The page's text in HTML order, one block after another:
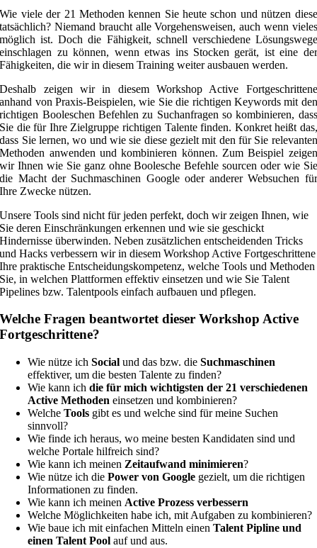
Wie viele der 21 Methoden kennen Sie heute schon und nützen diese
tatsächlich? Niemand braucht alle Vorgehensweisen, auch wenn vieles
möglich ist. Doch die Fähigkeit, schnell verschiedene Lösungswege
einschlagen zu können, wenn etwas ins Stocken gerät, ist eine der
Fähigkeiten, die wir in diesem Training weiter ausbauen werden.
Deshalb zeigen wir in diesem Workshop Active Fortgeschrittene
anhand von Praxis-Beispielen, wie Sie die richtigen Keywords mit den
richtigen Booleschen Befehlen zu Suchanfragen so kombinieren, dass
Sie die für Ihre Zielgruppe richtigen Talente finden. Konkret heißt das,
dass Sie lernen, wo und wie sie diese gezielt mit den für Sie relevanten
Methoden anwenden und kombinieren können. Zum Beispiel zeigen
wir Ihnen wie Sie ganz ohne Boolesche Befehle sourcen oder wie Sie
die Macht der Suchmaschinen Google oder anderer Websuchen für
Ihre Zwecke nützen.
Unsere Tools sind nicht für jeden perfekt, doch wir zeigen Ihnen, wie
Sie deren Einschränkungen erkennen und wie sie geschickt
Hindernisse überwinden. Neben zusätzlichen entscheidenden Tricks
und Hacks verbessern wir in diesem Workshop Active Fortgeschrittene
Ihre praktische Entscheidungskompetenz, welche Tools und Methoden
Sie, in welchen Plattformen effektiv einsetzen und wie Sie Talent
Pipelines bzw. Talentpools einfach aufbauen und pflegen.
Welche Fragen beantwortet dieser Workshop Active
Fortgeschrittene?
Wie nütze ichSocialund das bzw. dieSuchmaschinen
effektiver, um die besten Talente zu finden?
Wie kann ichdie für mich wichtigsten der 21 verschiedenen
Active Methoden einsetzen und kombinieren?
WelcheTools gibt es und welche sind für meine Suchen
sinnvoll?
Wie finde ich heraus, wo meine besten Kandidaten sind und
welche Portale hilfreich sind?
Wie kann ich meinen Zeitaufwand minimieren?
Wie nütze ich diePower von Google gezielt, um die richtigen
Informationen zu finden.
Wie kann ich meinen Active Prozess verbessern
Welche Möglichkeiten habe ich, mit Aufgaben zu kombinieren?
Wie baue ich mit einfachen Mitteln einenTalent Pipline und
einen Talent Pool auf und aus.